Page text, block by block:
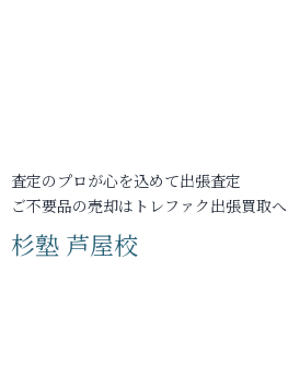
査定のプロが心を込めて出張査定
ご不要品の売却はトレファク出張買取へ
杉塾 芦屋校